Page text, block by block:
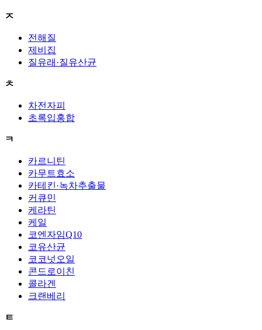
ㅈ
전해질
제비집
질유래·질유산균
ㅊ
차전자피
초록입홍합
ㅋ
카르니틴
카무트효소
카테킨·녹차추출물
커큐민
케라틴
케일
코엔자임Q10
코유산균
코코넛오일
콘드로이친
콜라겐
크랜베리
ㅌ